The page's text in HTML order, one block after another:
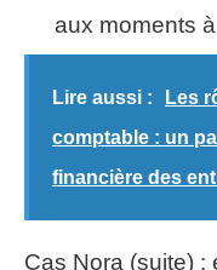
aux moments
Lire aussi :
Les
comptable : un
financière des
Cas Nora (suite) :